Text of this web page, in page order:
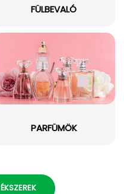
FÜLBEVALÓ
PARFÜMÖK